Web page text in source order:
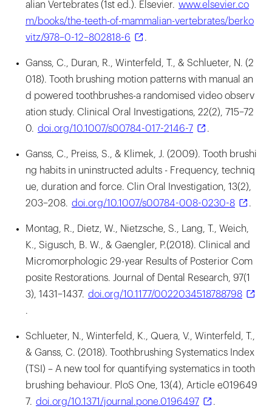
alian Vertebrates (1st ed.). Elsevier. www.elsevier.co
m/books/the-teeth-of-mammalian-vertebrates/berko
vitz/978–0-12–802818-6
.
Ganss, C., Duran, R., Winterfeld, T., & Schlueter, N. (2
018). Tooth brushing motion patterns with manual an
d powered toothbrushes-a randomised video observ
ation study. Clinical Oral Investigations, 22(2), 715–72
0. doi.org/10.1007/s00784-017-2146-7 .
Ganss, C., Preiss, S., & Klimek, J. (2009). Tooth brushi
ng habits in uninstructed adults - Frequency, techniq
ue, duration and force. Clin Oral Investigation, 13(2),
203–208. doi.org/10.1007/s00784-008-0230-8 .
Montag, R., Dietz, W., Nietzsche, S., Lang, T., Weich,
K., Sigusch, B. W., & Gaengler, P.(2018). Clinical and
Micromorphologic 29-year Results of Posterior Com
posite Restorations. Journal of Dental Research, 97(1
3), 1431–1437. doi.org/10.1177/0022034518788798
.
Schlueter, N., Winterfeld, K., Quera, V., Winterfeld, T.,
& Ganss, C. (2018). Toothbrushing Systematics Index
(TSI) – A new tool for quantifying systematics in tooth
brushing behaviour. PloS One, 13(4), Article e019649
7. doi.org/10.1371/journal.pone.0196497 .